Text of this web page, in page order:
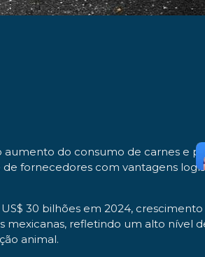
do consumo de carnes e
fornecedores com vantagens
30 bilhões em 2024,
mexicanas, refletindo um alto nível
animal.